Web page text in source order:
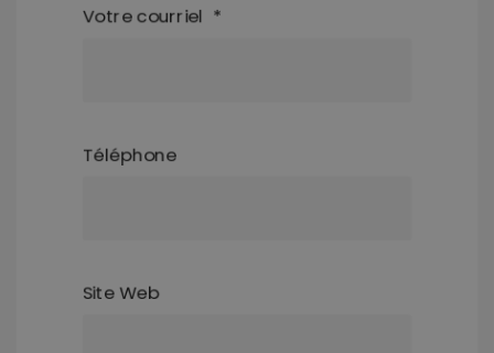
Votre courriel *
Téléphone
Site Web